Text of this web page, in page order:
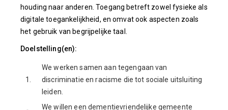
houding naar anderen. Toegang betreft zowel fysieke als
digitale toegankelijkheid, en omvat ook aspecten zoals
het gebruik van begrijpelijke taal.
Doelstelling(en):
1.
We werken samen aan tegengaan van
discriminatie en racisme die tot sociale uitsluiting
leiden.
We willen een dementievriendelijke gemeente